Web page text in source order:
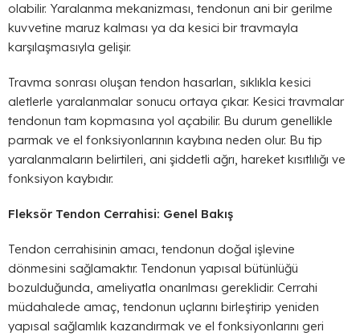
olabilir. Yaralanma mekanizması, tendonun ani bir gerilme
kuvvetine maruz kalması ya da kesici bir travmayla
karşılaşmasıyla gelişir.
Travma sonrası oluşan tendon hasarları, sıklıkla kesici
aletlerle yaralanmalar sonucu ortaya çıkar. Kesici travmalar
tendonun tam kopmasına yol açabilir. Bu durum genellikle
parmak ve el fonksiyonlarının kaybına neden olur. Bu tip
yaralanmaların belirtileri, ani şiddetli ağrı, hareket kısıtlılığı ve
fonksiyon kaybıdır.
Fleksör Tendon Cerrahisi: Genel Bakış
Tendon cerrahisinin amacı, tendonun doğal işlevine
dönmesini sağlamaktır. Tendonun yapısal bütünlüğü
bozulduğunda, ameliyatla onarılması gereklidir. Cerrahi
müdahalede amaç, tendonun uçlarını birleştirip yeniden
yapısal sağlamlık kazandırmak ve el fonksiyonlarını geri